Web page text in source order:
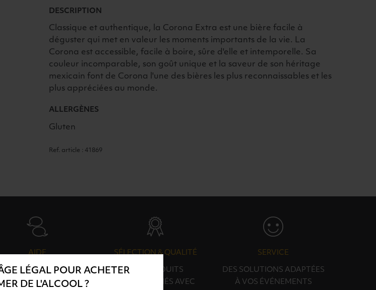
LÉGAL POUR ACHETER
DE L'ALCOOL ?
DESCRIPTION
Classique et authentique, la Corona Extra est une bière facile à
déguster qui met en valeur les moments importants de la vie. La
Corona est accessible, facile à boire, sûre d'elle et intemporelle. Sa
couleur incomparable, son goût unique et la saveur de son héritage
mexicain font de Corona l'une des bières les plus reconnaissables et les
plus appréciées au monde.
ALLERGÈNES
Gluten
Ref. article : 41869
AIDE
CONSEILLERS SONT À
DISPOSITION
SÉLECTION & QUALITÉ
DES PRODUITS
SÉLECTIONNÉS AVEC
SERVICE
DES SOLUTIONS ADAPTÉES
À VOS ÉVÉNEMENTS